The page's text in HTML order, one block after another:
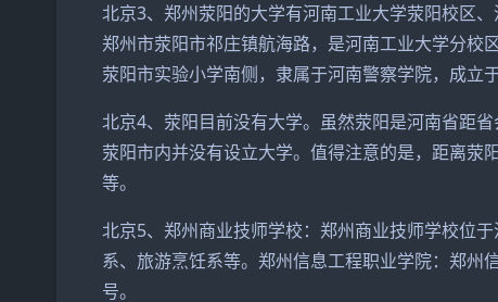
北京3、郑州荥阳的大学有河南工业大学荥阳校区
郑州市荥阳市祁庄镇航海路，是河南工业大学分校
荥阳市实验小学南侧，隶属于河南警察学院，成立
北京4、荥阳目前没有大学。虽然荥阳是河南省距
荥阳市内并没有设立大学。值得注意的是，距离荥
等。
北京5、郑州商业技师学校：郑州商业技师学校位
系、旅游烹饪系等。郑州信息工程职业学院：郑州
号。